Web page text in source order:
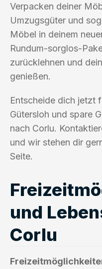
Verpacken deiner
Umzugsgüter und
Möbel in deinem
Rundum-sorglos-
zurücklehnen und
genießen.
Entscheide dich jetzt
Gütersloh und spare
nach Corlu.
und wir stehen dir
Seite.
und
Corlu